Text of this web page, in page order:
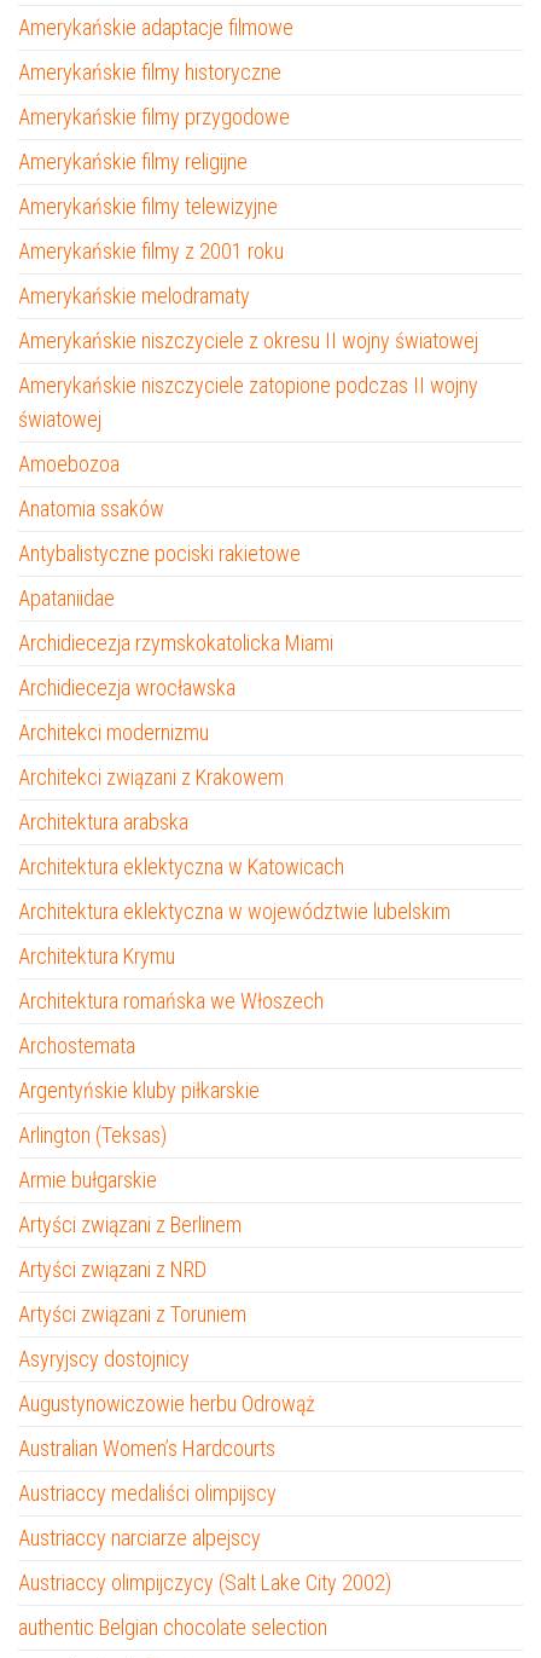
Amerykańskie adaptacje filmowe
Amerykańskie filmy historyczne
Amerykańskie filmy przygodowe
Amerykańskie filmy religijne
Amerykańskie filmy telewizyjne
Amerykańskie filmy z 2001 roku
Amerykańskie melodramaty
Amerykańskie niszczyciele z okresu II wojny światowej
Amerykańskie niszczyciele zatopione podczas II wojny
światowej
Amoebozoa
Anatomia ssaków
Antybalistyczne pociski rakietowe
Apataniidae
Archidiecezja rzymskokatolicka Miami
Archidiecezja wrocławska
Architekci modernizmu
Architekci związani z Krakowem
Architektura arabska
Architektura eklektyczna w Katowicach
Architektura eklektyczna w województwie lubelskim
Architektura Krymu
Architektura romańska we Włoszech
Archostemata
Argentyńskie kluby piłkarskie
Arlington (Teksas)
Armie bułgarskie
Artyści związani z Berlinem
Artyści związani z NRD
Artyści związani z Toruniem
Asyryjscy dostojnicy
Augustynowiczowie herbu Odrowąż
Australian Women’s Hardcourts
Austriaccy medaliści olimpijscy
Austriaccy narciarze alpejscy
Austriaccy olimpijczycy (Salt Lake City 2002)
authentic Belgian chocolate selection